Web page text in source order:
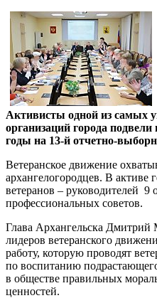
Активисты одной из самых
организаций города
годы на 13-й отчетно-
Ветеранское движение
архангелогородцев. В активе
ветеранов – руководителей
профессиональных советов.
Глава Архангельска Дмитрий
лидеров ветеранского
работу, которую проводят
по воспитанию
в обществе правильных
ценностей.